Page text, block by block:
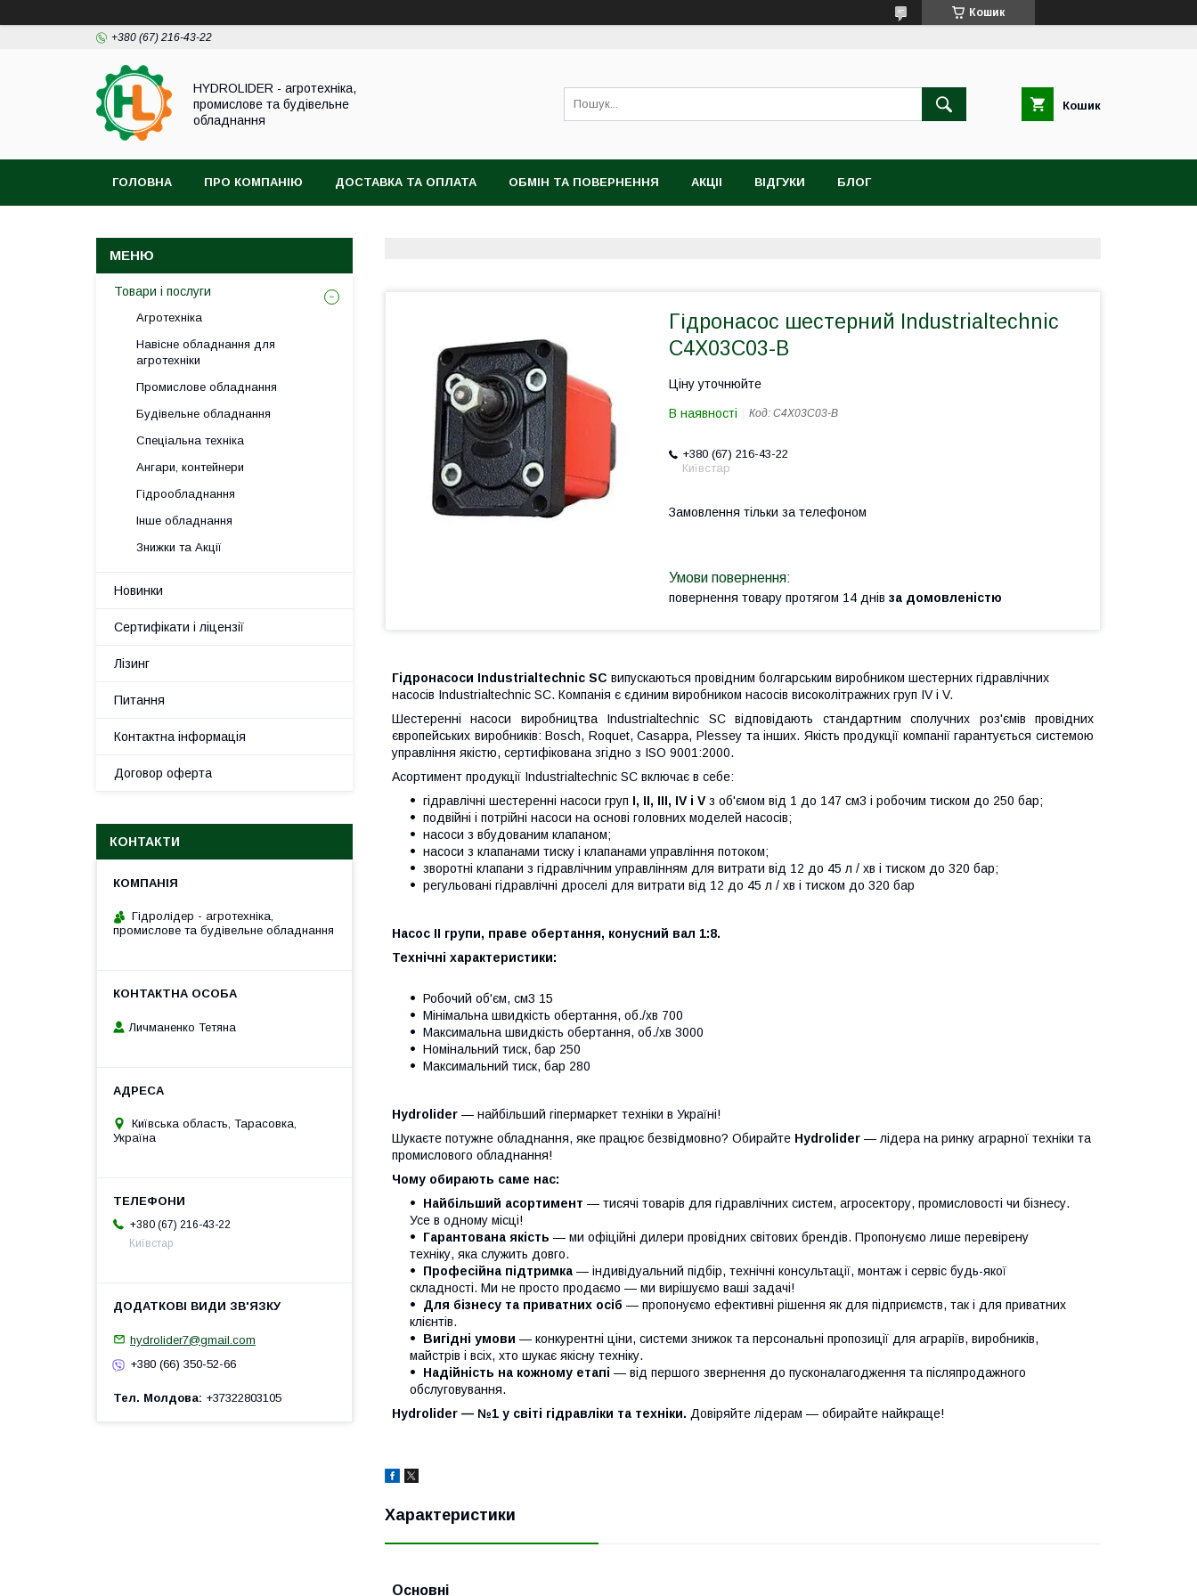
Кошик
+380 (67) 216-43-22
HYDROLIDER - агротехніка,
промислове та будівельне
обладнання
Кошик
ГОЛОВНА ПРО КОМПАНІЮ ДОСТАВКА ТА ОПЛАТА ОБМІН ТА ПОВЕРНЕННЯ АКЦІІ ВІДГУКИ БЛОГ
Гідронасос шестерний Industrialtechnic
C4X03C03-B
Ціну уточнюйте
В наявності Код: C4X03C03-B
+380 (67) 216-43-22
Київстар
Замовлення тільки за телефоном
повернення товару протягом 14 днів за домовленістю
Гідронасоси Industrialtechnic SC випускаються провідним болгарським виробником шестерних гідравлічних
насосів Industrialtechnic SC. Компанія є єдиним виробником насосів високолітражних груп IV і V.
Шестеренні насоси виробництва Industrialtechnic SC відповідають стандартним сполучних роз'ємів провідних
європейських виробників: Bosch, Roquet, Casappa, Plessey та інших. Якість продукції компанії гарантується системою
управління якістю, сертифікована згідно з ISO 9001:2000.
Асортимент продукції Industrialtechnic SC включає в себе:
гідравлічні шестеренні насоси груп I, II, III, IV і V з об'ємом від 1 до 147 см3 і робочим тиском до 250 бар;
подвійні і потрійні насоси на основі головних моделей насосів;
насоси з вбудованим клапаном;
насоси з клапанами тиску і клапанами управління потоком;
зворотні клапани з гідравлічним управлінням для витрати від 12 до 45 л / хв і тиском до 320 бар;
регульовані гідравлічні дроселі для витрати від 12 до 45 л / хв і тиском до 320 бар
Насос II групи, праве обертання, конусний вал 1:8.
Технічні характеристики:
Робочий об'єм, см3 15
Мінімальна швидкість обертання, об./хв 700
Максимальна швидкість обертання, об./хв 3000
Номінальний тиск, бар 250
Максимальний тиск, бар 280
Hydrolider — найбільший гіпермаркет техніки в Україні!
Шукаєте потужне обладнання, яке працює безвідмовно? Обирайте Hydrolider — лідера на ринку аграрної техніки та
промислового обладнання!
Чому обирають саме нас:
Найбільший асортимент — тисячі товарів для гідравлічних систем, агросектору, промисловості чи бізнесу.
Усе в одному місці!
Гарантована якість — ми офіційні дилери провідних світових брендів. Пропонуємо лише перевірену
техніку, яка служить довго.
Професійна підтримка — індивідуальний підбір, технічні консультації, монтаж і сервіс будь-якої
складності. Ми не просто продаємо — ми вирішуємо ваші задачі!
Для бізнесу та приватних осіб — пропонуємо ефективні рішення як для підприємств, так і для приватних
клієнтів.
Вигідні умови — конкурентні ціни, системи знижок та персональні пропозиції для аграріїв, виробників,
майстрів і всіх, хто шукає якісну техніку.
Надійність на кожному етапі — від першого звернення до пусконалагодження та післяпродажного
обслуговування.
Hydrolider — №1 у світі гідравліки та техніки. Довіряйте лідерам — обирайте найкраще!
Характеристики
Основні
Товари і послуги
Агротехніка
Навісне обладнання для
агротехніки
Промислове обладнання
Будівельне обладнання
Спеціальна техніка
Ангари, контейнери
Гідрообладнання
Інше обладнання
Знижки та Акції
Новинки
Сертифікати і ліцензії
Лізинг
Питання
Контактна інформація
Договор оферта
КОНТАКТИ
Гідролідер - агротехніка,
промислове та будівельне обладнання
Личманенко Тетяна
Київська область, Тарасовка,
Україна
+380 (67) 216-43-22
Київстар
hydrolider7@gmail.com
+380 (66) 350-52-66
Тел. Молдова +37322803105